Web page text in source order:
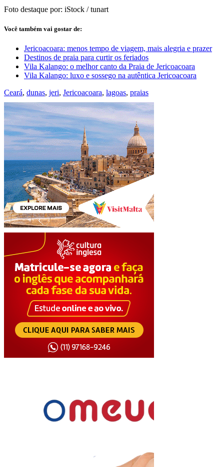
Foto destaque por: iStock / tunart
Você também vai gostar de:
Jericoacoara: menos tempo de viagem, mais alegria e prazer
Destinos de praia para curtir os feriados
Vila Kalango: o melhor canto da Praia de Jericoacoara
Vila Kalango: luxo e sossego na autêntica Jericoacoara
Ceará, dunas, jeri, Jericoacoara, lagoas, praias